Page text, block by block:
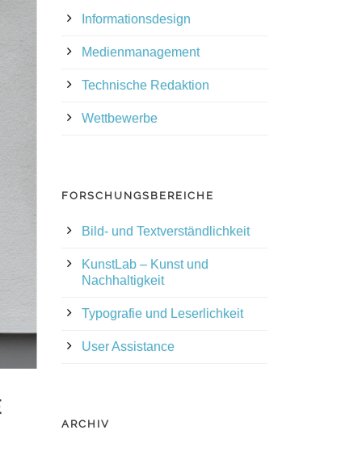
Informationsdesign
Medienmanagement
Technische Redaktion
Wettbewerbe
FORSCHUNGSBEREICHE
Bild- und Textverständlichkeit
KunstLab – Kunst und
Nachhaltigkeit
Typografie und Leserlichkeit
User Assistance
ARCHIV